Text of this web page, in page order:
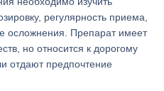
регулярность приема,
осложнения. Препарат имеет
но относится к дорогому
отдают предпочтение